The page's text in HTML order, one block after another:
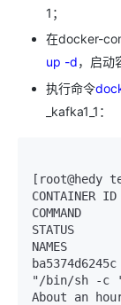
1；
在docker-
up -d，启动
执行命令
_kafka1_1：
[root@hedy
CONTAINER
COMMAND
STATUS
NAMES
"/bin/sh -c
About an